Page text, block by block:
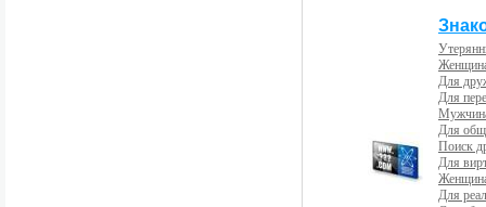
Для
Для
Для
Поиск
Для
Для